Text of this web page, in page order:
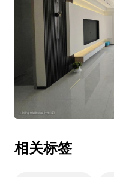
相关标签